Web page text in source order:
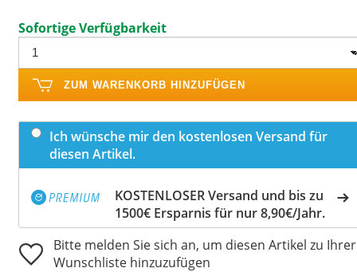
Sofortige Verfügbarkeit
ZUM WARENKORB HINZUFÜGEN
Ich wünsche mir den kostenlosen Versand für
diesen Artikel.
KOSTENLOSER Versand und bis zu
1500€ Ersparnis für nur 8,90€/Jahr.
Bitte melden Sie sich an, um diesen Artikel zu Ihrer
Wunschliste hinzuzufügen